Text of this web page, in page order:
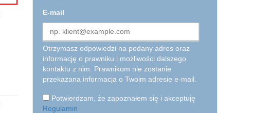
E-mail
Otrzymasz odpowiedzi na podany adres oraz
informację o prawniku i możliwości dalszego
kontaktu z nim. Prawnikom nie zostanie
przekazana informacja o Twoim adresie e-mail.
Potwierdzam, że zapoznałem się i akceptuję
Regulamin